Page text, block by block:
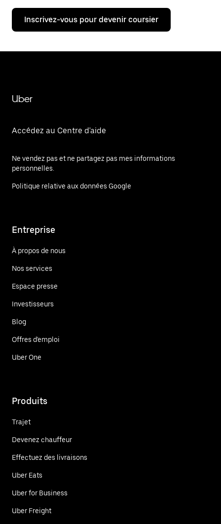
Inscrivez-vous pour devenir coursier
Uber
Accédez au Centre d'aide
Ne vendez pas et ne partagez pas mes informations
personnelles.
Politique relative aux données Google
Entreprise
À propos de nous
Nos services
Espace presse
Investisseurs
Blog
Offres d'emploi
Uber One
Produits
Trajet
Devenez chauffeur
Effectuez des livraisons
Uber Eats
Uber for Business
Uber Freight